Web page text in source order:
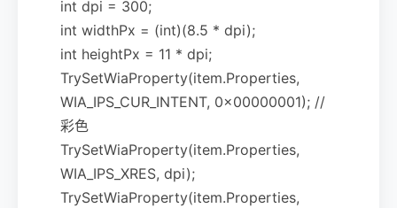
int dpi = 300;
int widthPx = (int)(8.5 * dpi);
int heightPx = 11 * dpi;
TrySetWiaProperty(item.Properties,
WIA_IPS_CUR_INTENT, 0x00000001); //
彩色
TrySetWiaProperty(item.Properties,
WIA_IPS_XRES, dpi);
TrySetWiaProperty(item.Properties,